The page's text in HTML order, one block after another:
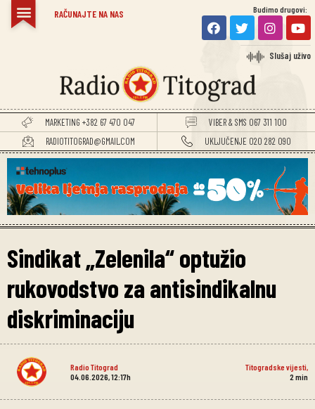
RAČUNAJTE NA NAS Budimo drugovi:
Slušaj uživo
MARKETING +382 67 470 047
VIBER & SMS 067 311 100
RADIOTITOGRAD@GMAIL.COM
UKLJUČENJE 020 282 090
Sindikat „Zelenila“ optužio
rukovodstvo za antisindikalnu
diskriminaciju
Radio Titograd Titogradske vijesti
04.06.2026, 12:17h
2 min